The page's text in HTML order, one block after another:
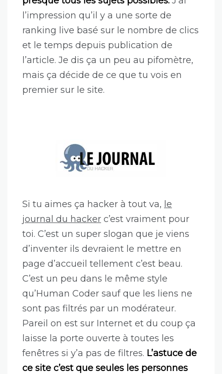
l’impression qu’il y a une sorte de
ranking live basé sur le nombre de clics
et le temps depuis publication de
l’article. Je dis ça un peu au pifomètre,
mais ça décide de ce que tu vois en
premier sur le site.
Si tu aimes ça hacker à tout va, le
journal du hacker c’est vraiment pour
toi. C’est un super slogan que je viens
d’inventer ils devraient le mettre en
page d’accueil tellement c’est beau.
C’est un peu dans le même style
qu’Human Coder sauf que les liens ne
sont pas filtrés par un modérateur.
Pareil on est sur Internet et du coup ça
laisse la porte ouverte à toutes les
fenêtres si y’a pas de filtres. L’astuce de
ce site c’est que seules les personnes